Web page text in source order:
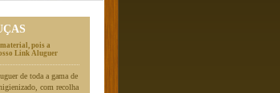
pois a
Link Aluguer
de toda a gama de
com recolha